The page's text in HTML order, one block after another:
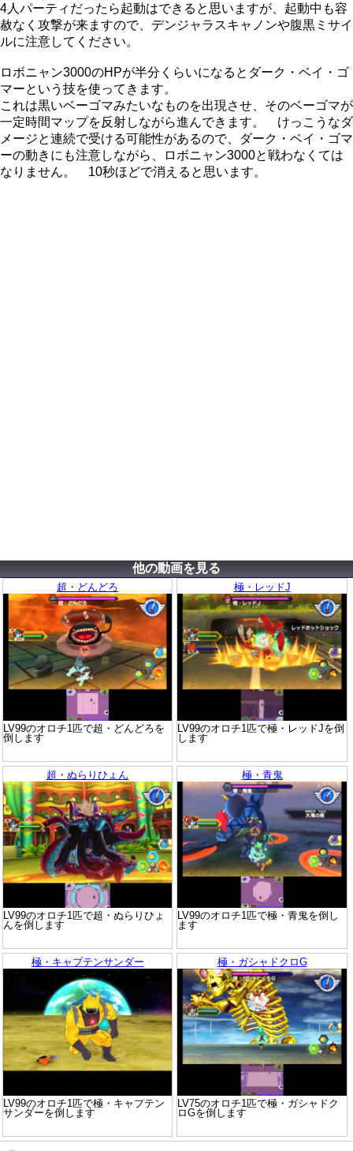
4人パーティだったら起動はできると思いますが、起動中も容
赦なく攻撃が来ますので、デンジャラスキャノンや腹黒ミサイ
ルに注意してください。
ロボニャン3000のHPが半分くらいになるとダーク・ベイ・ゴ
マーという技を使ってきます。
これは黒いベーゴマみたいなものを出現させ、そのベーゴマが
一定時間マップを反射しながら進んできます。 けっこうなダ
メージと連続で受ける可能性があるので、ダーク・ベイ・ゴマ
ーの動きにも注意しながら、ロボニャン3000と戦わなくては
なりません。 10秒ほどで消えると思います。
他の動画を見る
超・どんどろ
LV99のオロチ1匹で超・どんどろを
倒します
極・レッドJ
LV99のオロチ1匹で極・レッドJを倒
します
超・ぬらりひょん
LV99のオロチ1匹で超・ぬらりひょ
んを倒します
極・青鬼
LV99のオロチ1匹で極・青鬼を倒し
ます
極・キャプテンサンダー
LV99のオロチ1匹で極・キャプテン
サンダーを倒します
極・ガシャドクロG
LV75のオロチ1匹で極・ガシャドク
ロGを倒します